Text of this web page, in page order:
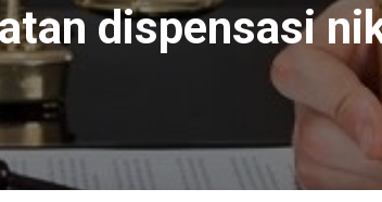
dispensasi